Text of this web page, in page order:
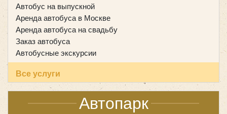
Автобус на выпускной
Аренда автобуса в Москве
Аренда автобуса на свадьбу
Заказ автобуса
Автобусные экскурсии
Все услуги
Автопарк
Количество мест:
Цена от:1600 руб/час
Hyundai Grand Starex H1 черный